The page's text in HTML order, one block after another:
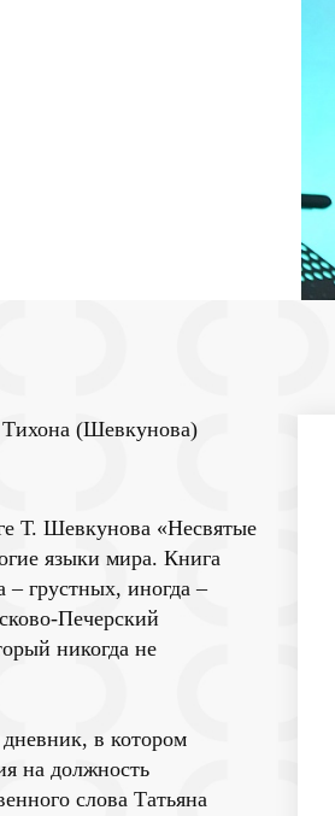
Тихона (Шевкунова)
Т. Шевкунова «Несвятые
языки мира. Книга
– грустных, иногда –
Печерский
никогда не
в котором
на должность
слова Татьяна